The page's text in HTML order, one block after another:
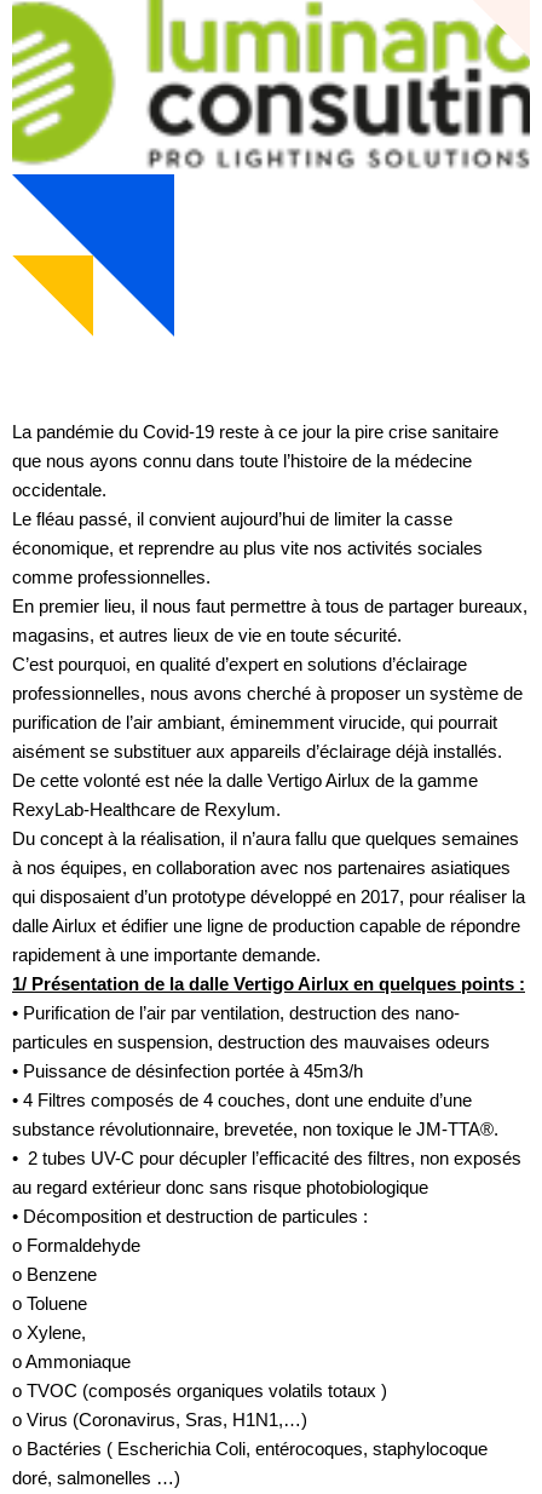
La pandémie du Covid-19 reste à ce jour la pire crise sanitaire
que nous ayons connu dans toute l’histoire de la médecine
occidentale.
Le fléau passé, il convient aujourd’hui de limiter la casse
économique, et reprendre au plus vite nos activités sociales
comme professionnelles.
En premier lieu, il nous faut permettre à tous de partager bureaux,
magasins, et autres lieux de vie en toute sécurité.
C’est pourquoi, en qualité d’expert en solutions d’éclairage
professionnelles, nous avons cherché à proposer un système de
purification de l’air ambiant, éminemment virucide, qui pourrait
aisément se substituer aux appareils d’éclairage déjà installés.
De cette volonté est née la dalle Vertigo Airlux de la gamme
RexyLab-Healthcare de Rexylum.
Du concept à la réalisation, il n’aura fallu que quelques semaines
à nos équipes, en collaboration avec nos partenaires asiatiques
qui disposaient d’un prototype développé en 2017, pour réaliser la
dalle Airlux et édifier une ligne de production capable de répondre
rapidement à une importante demande.
1/ Présentation de la dalle Vertigo Airlux en quelques points :
• Purification de l’air par ventilation, destruction des nano-
particules en suspension, destruction des mauvaises odeurs
• Puissance de désinfection portée à 45m3/h
• 4 Filtres composés de 4 couches, dont une enduite d’une
substance révolutionnaire, brevetée, non toxique le JM-TTA®.
• 2 tubes UV-C pour décupler l’efficacité des filtres, non exposés
au regard extérieur donc sans risque photobiologique
• Décomposition et destruction de particules :
o Formaldehyde
o Benzene
o Toluene
o Xylene,
oAmmoniaque
o TVOC (composés organiques volatils totaux )
o Virus (Coronavirus, Sras, H1N1,…)
o Bactéries ( Escherichia Coli, entérocoques, staphylocoque
doré, salmonelles …)